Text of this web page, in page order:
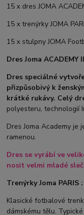
15 x dres JOMA
15 x trenýrky JOMA
15 x stulpny JOMA
Dres Joma ACADEMY
Dres speciálné
přizpůsobivý k
krátké rukávy. Celý
polyesteru, technologií
Dres Joma Academy je
ramenou.
Dres se vyrábí ve
nosit velmi mladé
Trenýrky Joma PARIS :
Klasické fotbalové
dámskému tělu.